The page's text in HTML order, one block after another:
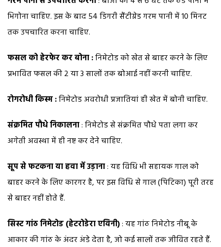
भिगोना चाहिए. इस के बाद 54 डिगरी सैंटीग्रेड गरम पानी में 10 मिनट
तक उपचारित करना चाहिए.
फसल को हेरफेर कर बोना :निमेटोड को खेत से बाहर करने के लिए
प्रभावित फसल की 2 या 3 सालों तक बोआई नहीं करनी चाहिए.
रोगरोधी किस्म :निमेटोड अवरोधी प्रजातियां ही खेत में बोनी चाहिए.
संक्रमित पौधे निकालना: निमेटोड से संक्रमित पौधे पता लगा कर
अगेती अवस्था में ही नष्ट कर देने चाहिए.
सूप से फटकना या हवा में उड़ाना: यह विधि भी सहायक गाल को
बाहर करने के लिए कारगर है, पर इस विधि से गाल (पिटिका) पूरी तरह
से बाहर नहीं होते हैं.
सिस्ट गांठ निमेटोड (हेटरोडेरा एविनी): यह गांठ निमेटोड नीबू के
आकार की गांठ के अंदर अंडे देता है, जो कई सालों तक जीवित रहते हैं.